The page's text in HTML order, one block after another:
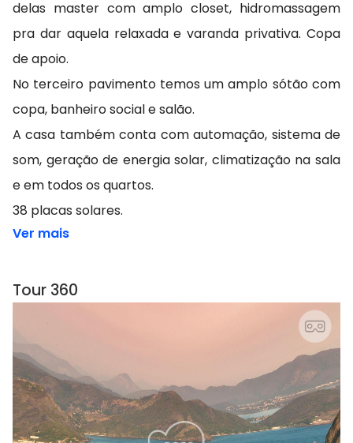
delas master com amplo closet, hidromassagem
pra dar aquela relaxada e varanda privativa. Copa
de apoio.
No terceiro pavimento temos um amplo sótão com
copa, banheiro social e salão.
A casa também conta com automação, sistema de
som, geração de energia solar, climatização na sala
e em todos os quartos.
38 placas solares.
Ver mais
Tour 360